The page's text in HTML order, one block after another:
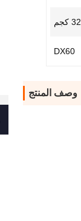
32 كجم
DX60
وصف المنتج